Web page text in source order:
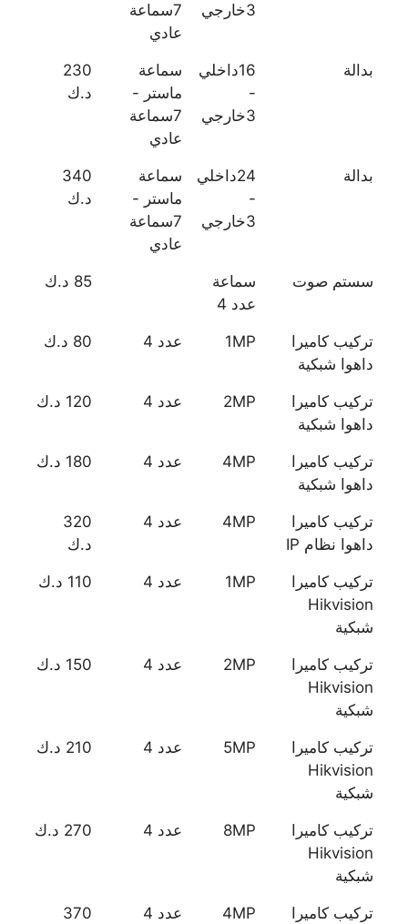
3خارجي
7سماعة
عادي
بدالة
16داخلي
-
3خارجي
سماعة
ماستر -
7سماعة
عادي
230
د.ك
بدالة
24داخلي
-
3خارجي
سماعة
ماستر -
7سماعة
عادي
340
د.ك
سستم صوت
سماعة
عدد 4
85 د.ك
تركيب كاميرا
داهوا شبكية
1MP عدد 4 80 د.ك
تركيب كاميرا
داهوا شبكية
2MP عدد 4 120 د.ك
تركيب كاميرا
داهوا شبكية
4MP عدد 4 180 د.ك
تركيب كاميرا
داهوا نظام IP
4MP عدد 4
320
د.ك
تركيب كاميرا
Hikvision
شبكية
1MP عدد 4 110 د.ك
تركيب كاميرا
Hikvision
شبكية
2MP عدد 4 150 د.ك
تركيب كاميرا
Hikvision
شبكية
5MP عدد 4 210 د.ك
تركيب كاميرا
Hikvision
شبكية
8MP عدد 4 270 د.ك
تركيب كاميرا
4MP عدد 4
370